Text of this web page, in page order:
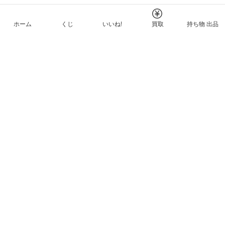
ホーム くじ いいね! 買取 持ち物 出品